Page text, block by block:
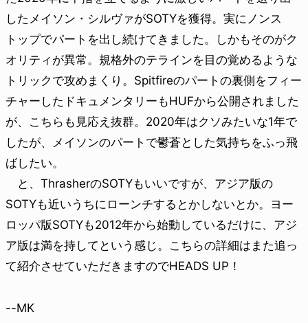
したメイソン・シルヴァがSOTYを獲得。実にノンス
トップでパートを出し続けてきました。しかもそのがク
オリティが異常。規格外のテラインを目の覚めるような
トリックで攻めまくり。Spitfireのパートの裏側をフィー
チャーしたドキュメンタリーもHUFから公開されました
が、こちらも見応え抜群。2020年はクソみたいな1年で
したが、メイソンのパートで鬱蒼とした気持ちをふっ飛
ばしたい。
と、ThrasherのSOTYもいいですが、アジア版の
SOTYも近いうちにローンチするとかしないとか。ヨー
ロッパ版SOTYも2012年から始動しているだけに、アジ
ア版は満を持してという感じ。こちらの詳細はまた追っ
て紹介させていただきますのでHEADS UP！
--MK